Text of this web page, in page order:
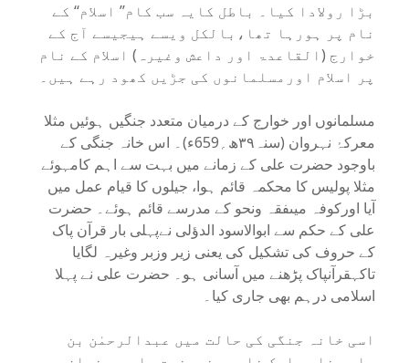
بڑا رولادا کیا۔ باطل کایہ سب کام’’ اسلام‘‘ کے
نام پر ہورہا تھا،بالکل ویسے ہیجیسے آج کے
خوارج (القاعدۃ اور داعش وغیرہ) اسلام کے نام
پر اسلام اورمسلمانوں کی جڑیں کھود رہے ہیں۔
مسلمانوں اور خوارج کے درمیان متعدد جنگیں ہوئیں مثلا
معرکۂ نہروان (سنہ۳۹ھ؍659ء)۔ اس خانہ جنگی کے
باوجود حضرت علی کے زمانے میں بہت سے اہم کامہوئے
مثلا پولیس کا محکمہ قائم ہوا، جیلوں کا قیام عمل میں
آیا اورکوفہ میںفقہ ونحو کے مدرسے قائم ہوئے۔ حضرت
علی کے حکم سے ابوالاسود الدؤلی نےپہلی بار قرآن پاک
کے حروف کی تشکیل کی یعنی زیر وزبر وغیرہ لگایا
تاکہقرآنپاک پڑھنے میں آسانی ہو۔ حضرت علی نے پہلا
اسلامی درہم بھی جاری کیا۔
اسی خانہ جنگی کی حالت میں عبدالرحمٰن بن